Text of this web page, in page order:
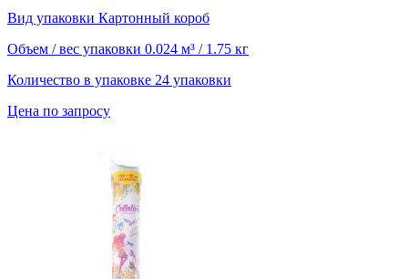
Вид упаковки Картонный короб
Объем / вес упаковки 0.024 м³ / 1.75 кг
Количество в упаковке 24 упаковки
Цена по запросу